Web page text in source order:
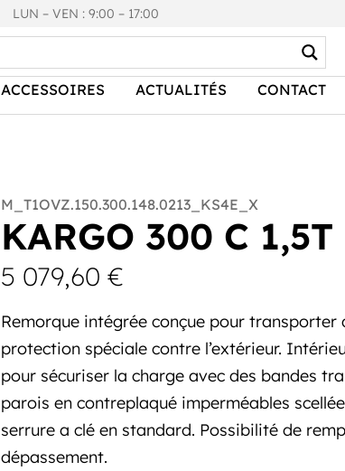
LUN – VEN : 9:00 – 17:00
ACCESSOIRES ACTUALITÉS CONTACT
M_T1OVZ.150.300.148.0213_KS4E_X
KARGO 300 C 1,5T
5 079,60 €
Remorque intégrée conçue pour transporter
protection spéciale contre l’extérieur.
pour sécuriser la charge avec des bandes
parois en contreplaqué imperméables
serrure a clé en standard. Possibilité de
dépassement.